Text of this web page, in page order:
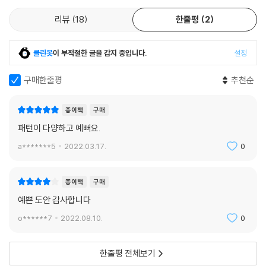
리뷰 18 한줄평 2
클린봇이 부적절한 글을 감지 중입니다. 설정
구매한줄평 추천순
종이책 구매
패턴이 다양하고 예뻐요.
a*******5 2022.03.17. 0
종이책 구매
예쁜 도안 감사합니다
o******7 2022.08.10. 0
한줄평 전체보기